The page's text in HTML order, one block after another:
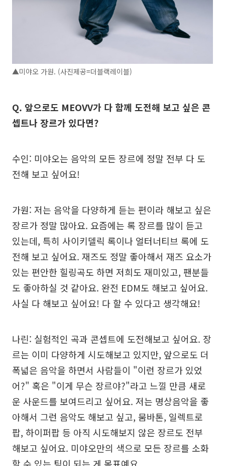
▲미야오 가원. (사진제공=더블랙레이블)
Q. 앞으로도 MEOVV가 다 함께 도전해 보고 싶은 콘
셉트나 장르가 있다면?
수인: 미야오는 음악의 모든 장르에 정말 전부 다 도
전해 보고 싶어요!
가원: 저는 음악을 다양하게 듣는 편이라 해보고 싶은
장르가 정말 많아요. 요즘에는 록 장르를 많이 듣고
있는데, 특히 사이키델릭 록이나 얼터너티브 록에 도
전해 보고 싶어요. 재즈도 정말 좋아해서 재즈 요소가
있는 편안한 힐링곡도 하면 저희도 재미있고, 팬분들
도 좋아하실 것 같아요. 완전 EDM도 해보고 싶어요.
사실 다 해보고 싶어요! 다 할 수 있다고 생각해요!
나린: 실험적인 곡과 콘셉트에 도전해보고 싶어요. 장
르는 이미 다양하게 시도해보고 있지만, 앞으로도 더
폭넓은 음악을 하면서 사람들이 "이런 장르가 있었
어?" 혹은 "이게 무슨 장르야?"라고 느낄 만큼 새로
운 사운드를 보여드리고 싶어요. 저는 명상음악을 좋
아해서 그런 음악도 해보고 싶고, 뭄바톤, 일렉트로
팝, 하이퍼팝 등 아직 시도해보지 않은 장르도 전부
해보고 싶어요. 미야오만의 색으로 모든 장르를 소화